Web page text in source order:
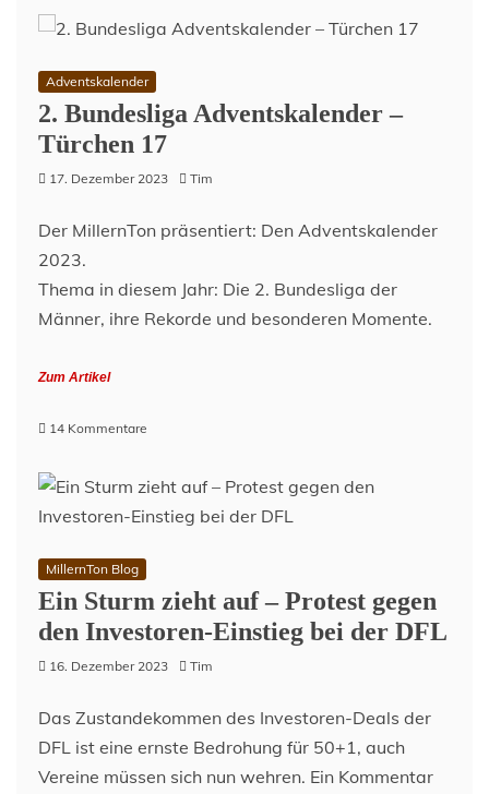
Pauli
SV
Wehen
Wiesbaden
1:1
in
Nutshell
Adventskalender
2. Bundesliga Adventskalender –
Türchen 17
17. Dezember 2023 Tim
Der MillernTon präsentiert: Den Adventskalender
2023.
Thema in diesem Jahr: Die 2. Bundesliga der
Männer, ihre Rekorde und besonderen Momente.
Zum Artikel
14 Kommentare
Adventskalender
–
MillernTon Blog
Ein Sturm zieht auf – Protest gegen
den Investoren-Einstieg bei der DFL
16. Dezember 2023 Tim
Das Zustandekommen des Investoren-Deals der
DFL ist eine ernste Bedrohung für 50+1, auch
Vereine müssen sich nun wehren. Ein Kommentar